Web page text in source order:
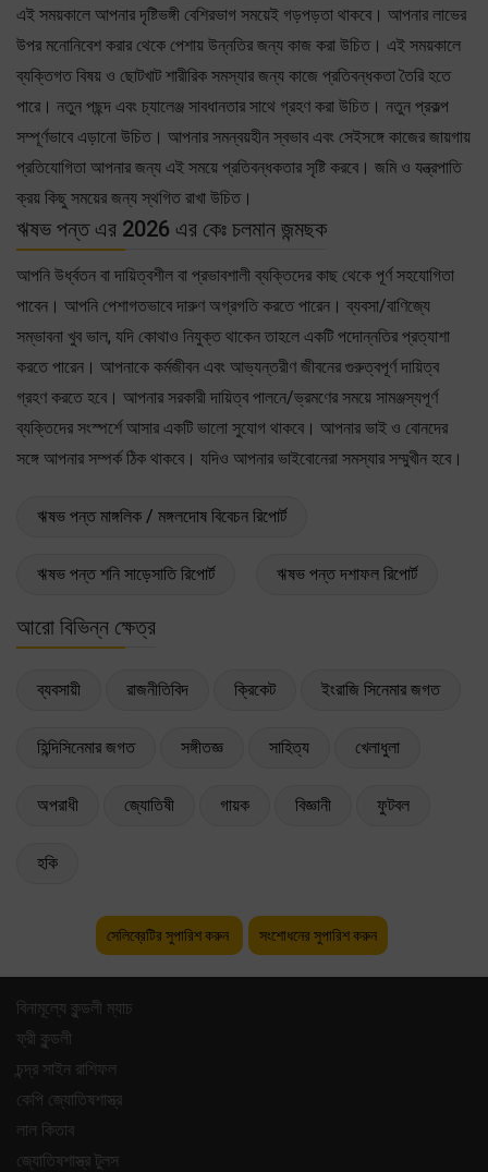
এই সময়কালে আপনার দৃষ্টিভঙ্গী বেশিরভাগ সময়েই গড়পড়তা থাকবে। আপনার লাভের
উপর মনোনিবেশ করার থেকে পেশায় উন্নতির জন্য কাজ করা উচিত। এই সময়কালে
ব্যক্তিগত বিষয় ও ছোটখাট শারীরিক সমস্যার জন্য কাজে প্রতিবন্ধকতা তৈরি হতে
পারে। নতুন পছন্দ এবং চ্যালেঞ্জ সাবধানতার সাথে গ্রহণ করা উচিত। নতুন প্রকল্প
সম্পূর্ণভাবে এড়ানো উচিত। আপনার সমন্বয়হীন স্বভাব এবং সেইসঙ্গে কাজের জায়গায়
প্রতিযোগিতা আপনার জন্য এই সময়ে প্রতিবন্ধকতার সৃষ্টি করবে। জমি ও যন্ত্রপাতি
ক্রয় কিছু সময়ের জন্য স্থগিত রাখা উচিত।
ঋষভ পন্ত এর 2026 এর কেঃ চলমান জন্মছক
আপনি উর্ধ্বতন বা দায়িত্বশীল বা প্রভাবশালী ব্যক্তিদের কাছ থেকে পূর্ণ সহযোগিতা
পাবেন। আপনি পেশাগতভাবে দারুণ অগ্রগতি করতে পারেন। ব্যবসা/বাণিজ্যে
সম্ভাবনা খুব ভাল, যদি কোথাও নিযুক্ত থাকেন তাহলে একটি পদোন্নতির প্রত্যাশা
করতে পারেন। আপনাকে কর্মজীবন এবং আভ্যন্তরীণ জীবনের গুরুত্বপূর্ণ দায়িত্ব
গ্রহণ করতে হবে। আপনার সরকারী দায়িত্ব পালনে/ভ্রমণের সময়ে সামঞ্জস্যপূর্ণ
ব্যক্তিদের সংস্পর্শে আসার একটি ভালো সুযোগ থাকবে। আপনার ভাই ও বোনদের
সঙ্গে আপনার সম্পর্ক ঠিক থাকবে। যদিও আপনার ভাইবোনেরা সমস্যার সম্মুখীন হবে।
ঋষভ পন্ত মাঙ্গলিক / মঙ্গলদোষ বিবেচন রিপোর্ট
ঋষভ পন্ত শনি সাড়েসাতি রিপোর্ট ঋষভ পন্ত দশাফল রিপোর্ট
আরো বিভিন্ন ক্ষেত্র
ব্যবসায়ী রাজনীতিবিদ ক্রিকেট ইংরাজি সিনেমার জগত
হিন্দিসিনেমার জগত সঙ্গীতজ্ঞ সাহিত্য খেলাধুলা
অপরাধী জ্যোতিষী গায়ক বিজ্ঞানী ফুটবল
হকি
সেলিব্রেটির সুপারিশ করুন সংশোধনের সুপারিশ করুন
বিনামূল্যে কুন্ডলী ম্যাচ
ফ্রী কুন্ডলী
চন্দ্র সাইন রাশিফল
কেপি জ্যোতিষশাস্ত্র
লাল কিতাব
জ্যোতিষশাস্ত্র টুলস